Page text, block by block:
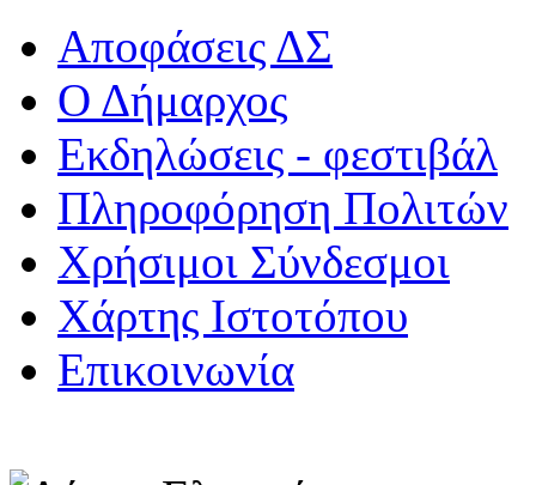
Αποφάσεις ΔΣ
Ο Δήμαρχος
Εκδηλώσεις - φεστιβάλ
Πληροφόρηση Πολιτών
Χρήσιμοι Σύνδεσμοι
Χάρτης Ιστοτόπου
Επικοινωνία